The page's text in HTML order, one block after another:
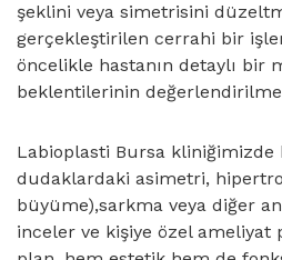
şeklini veya simetrisini
gerçekleştirilen cerrahi bir
öncelikle hastanın detaylı bir
beklentilerinin
Labioplasti Bursa kliniğimizde
dudaklardaki asimetri,
büyüme),sarkma veya diğer
inceler ve kişiye özel ameliyat